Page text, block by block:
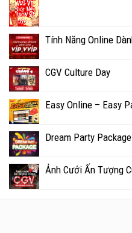
Tính Năng Online
CGV Culture Day
Easy Online – Easy
Dream Party Package
Ảnh Cưới Ấn Tượng